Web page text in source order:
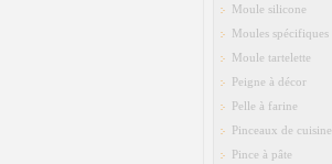
Moule silicone
Moules spécifiques
Moule tartelette
Peigne à décor
Pelle à farine
Pinceaux de cuisine
Pince à pâte